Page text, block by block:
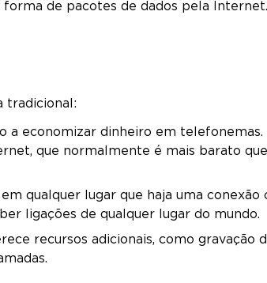
de pacotes de dados pela Internet.
tradicional:
a economizar dinheiro em telefonemas.
que normalmente é mais barato
qualquer lugar que haja uma conexão
ligações de qualquer lugar do mundo.
recursos adicionais, como gravação